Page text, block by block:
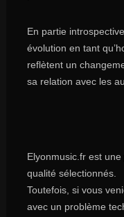
En partie
évolution en tant
reflètent un
sa relation avec les
Elyonmusic.fr est
qualité sélectionnés.
Toutefois, si vous
avec un problème